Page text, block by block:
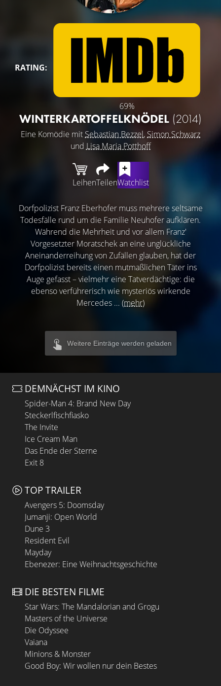
RATING:
69%
WINTERKARTOFFELKNÖDEL (2014)
Eine Komödie mit Sebastian Bezzel,Simon Schwarz
und Lisa Maria Potthoff
LeihenTeilenWatchlist
Dorfpolizist Franz Eberhofer muss mehrere seltsame
Todesfälle rund um die Familie Neuhofer aufklären.
Während die Mehrheit und vor allem Franz'
Vorgesetzter Moratschek an eine unglückliche
Aneinanderreihung von Zufällen glauben, hat der
Dorfpolizist bereits einen mutmaßlichen Täter ins
Auge gefasst – vielmehr eine Tatverdächtige: die
ebenso verführerisch wie mysteriös wirkende
Mercedes ... (mehr)
Weitere Einträge werden geladen
DEMNÄCHST IM KINO
Spider-Man 4: Brand New Day
Steckerlfischfiasko
The Invite
Ice Cream Man
Das Ende der Sterne
Exit 8
TOP TRAILER
Avengers 5: Doomsday
Jumanji: Open World
Dune 3
Resident Evil
Mayday
Ebenezer: Eine Weihnachtsgeschichte
DIE BESTEN FILME
Star Wars: The Mandalorian and Grogu
Masters of the Universe
Die Odyssee
Vaiana
Minions & Monster
Good Boy: Wir wollen nur dein Bestes